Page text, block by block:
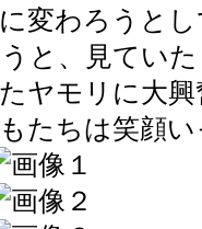
変わろうと
と、見てい
ヤモリに大
たちは笑顔